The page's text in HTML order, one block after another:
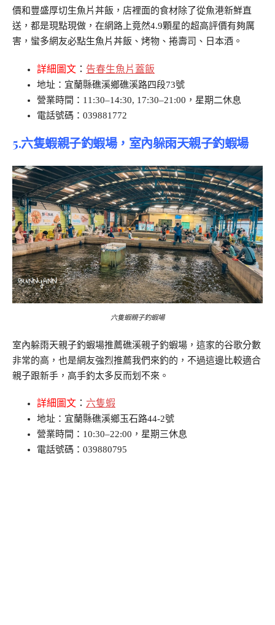
價和豐盛厚切生魚片丼飯，店裡面的食材除了從魚港新鮮直
送，都是現點現做，在網路上竟然4.9顆星的超高評價有夠厲
害，蠻多網友必點生魚片丼飯、烤物、捲壽司、日本酒。
詳細圖文 ： 告春生魚片蓋飯
地址：宜蘭縣礁溪鄉礁溪路四段73號
營業時間：11:30–14:30, 17:30–21:00，星期二休息
電話號碼：039881772
5.六隻蝦親子釣蝦場，室內躲雨天親子釣蝦場
六隻蝦親子釣蝦場
室內躲雨天親子釣蝦場推薦礁溪親子釣蝦場，這家的谷歌分數
非常的高，也是網友強烈推薦我們來釣的，不過這邊比較適合
親子跟新手，高手釣太多反而划不來。
詳細圖文 ： 六隻蝦
地址：宜蘭縣礁溪鄉玉石路44-2號
營業時間：10:30–22:00，星期三休息
電話號碼：039880795